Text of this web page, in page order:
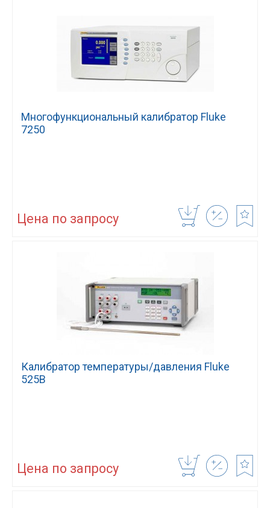
Многофункциональный калибратор Fluke
7250
Цена по запросу
Калибратор температуры/давления Fluke
525B
Цена по запросу